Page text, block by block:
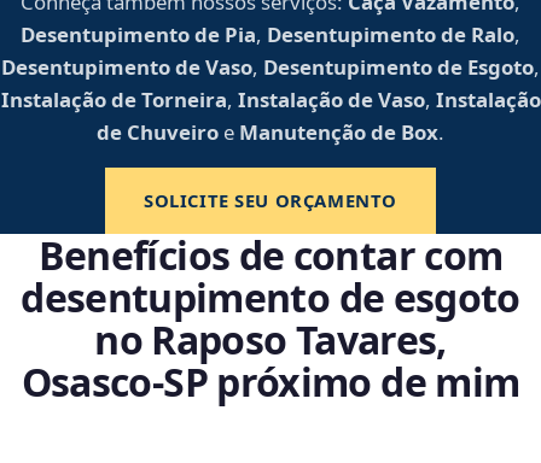
Desentupimento de Pia, Desentupimento de Ralo,
Desentupimento de Vaso, Desentupimento de Esgoto,
Instalação de Torneira, Instalação de Vaso, Instalação
de Chuveiro e Manutenção de Box.
SOLICITE SEU ORÇAMENTO
Benefícios de contar com
desentupimento de esgoto
no Raposo Tavares,
Osasco‑SP próximo de mim